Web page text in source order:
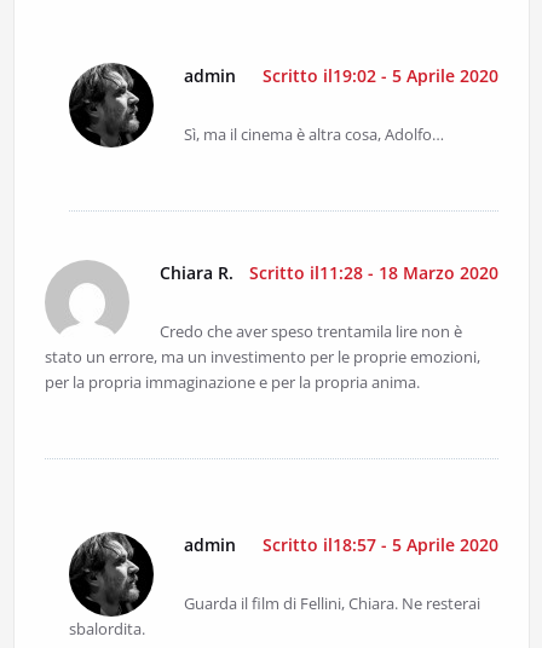
admin Scritto il19:02 - 5 Aprile 2020
Sì, ma il cinema è altra cosa, Adolfo…
Chiara R. Scritto il11:28 - 18 Marzo 2020
Credo che aver speso trentamila lire non è
stato un errore, ma un investimento per le proprie emozioni,
per la propria immaginazione e per la propria anima.
admin Scritto il18:57 - 5 Aprile 2020
Guarda il film di Fellini, Chiara. Ne resterai
sbalordita.